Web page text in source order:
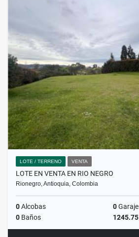
LOTE / TERRENO VENTA
LOTE EN VENTA EN RIO NEGRO
Rionegro, Antioquia, Colombia
0Alcobas 0Garaje
0 Baños 1245.75